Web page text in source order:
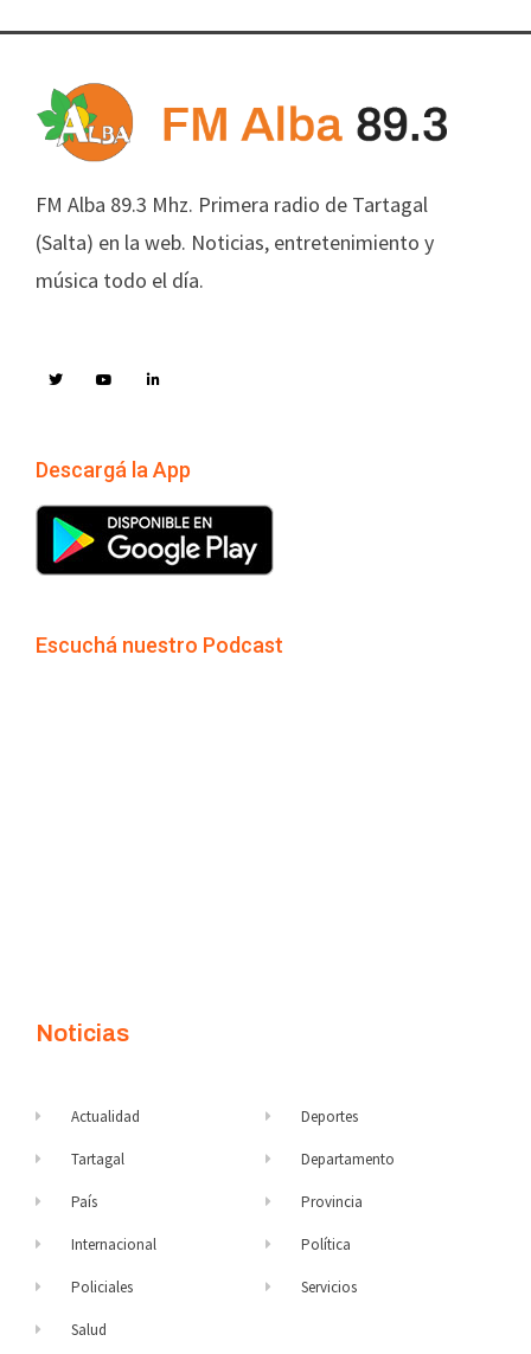
FM Alba 89.3 Mhz. Primera radio de Tartagal
(Salta) en la web. Noticias, entretenimiento y
música todo el día.
Descargá la App
Escuchá nuestro Podcast
Noticias
Actualidad
Tartagal
País
Internacional
Policiales
Salud
Deportes
Departamento
Provincia
Política
Servicios